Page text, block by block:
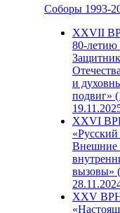
Соборы 1993-
ХХVII
80-
и
подвиг»
XXVI
Внешние
вызовы»
XXV